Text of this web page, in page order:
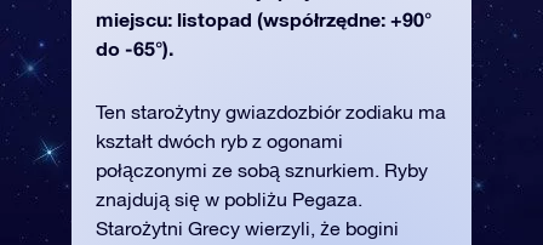
miejscu: listopad (współrzędne: +90°
do -65°).
Ten starożytny gwiazdozbiór zodiaku ma
kształt dwóch ryb z ogonami
połączonymi ze sobą sznurkiem. Ryby
znajdują się w pobliżu Pegaza.
Starożytni Grecy wierzyli, że bogini